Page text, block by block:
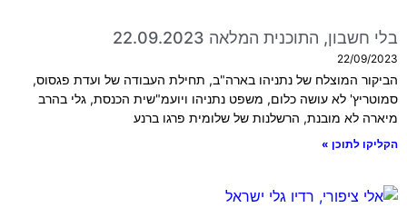
בלי חשבון, התוכנית המלאה 22.09.2023
22/09/2023
הביקור המוצלח של נתניהו בארה"ב, תחילת העבודה של ועדת פגסוס,
סמוטריץ' לא עושה כלום, משפט נתניהו ויועמ"שית הכנסת, גלי בהרב
מיארה לא מובנת, הרשלנות של שלומית פרגו ברנע
הקליקו לתוכן »